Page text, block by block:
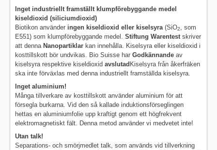
Inget industriellt framställt klumpförebyggande medel
kiseldioxid (siliciumdioxid)
Biotikon använder ingen kiseldioxid eller kiselsyra (SiO2
, som
E551) som klumpförebyggande medel. Stiftung Warentest skriver
att denna Nanopartiklar kan innehålla. Kiselsyra eller kiseldioxid i
kosttillskott bör undvikas. Bio Suisse har Godkännande av
kiselsyra respektive kiseldioxid avslutadKiselsyra från åkerfräken
ska inte förväxlas med denna industriellt framställda kiselsyra.
Inget aluminium!
Många tillverkare av kosttillskott använder aluminium för att
försegla burkarna. Vid den så kallade induktionsförseglingen
hettas en aluminiumfolie upp kraftigt genom ett högfrekvent
elektromagnetiskt fält. Denna metod använder vi medvetet inte!
Utan talk!
Separations- och smörjmedlet talk, som används vid tillverkning